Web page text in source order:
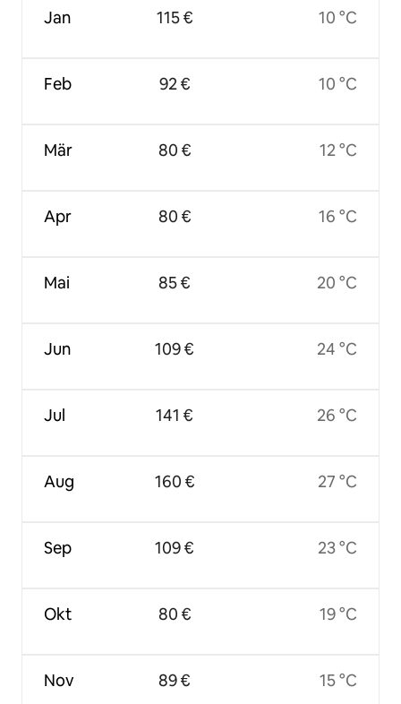
Jan
Feb
Mär
Apr
Mai
Jun
Jul
Aug
Sep
Okt
Nov
115 €
92 €
80 €
80 €
85 €
109 €
141 €
160 €
109 €
80 €
89 €
10 °C
10 °C
12 °C
16 °C
20 °C
24 °C
26 °C
27 °C
23 °C
19 °C
15 °C